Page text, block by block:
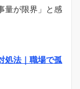
量が限界」と感
処法｜職場で孤